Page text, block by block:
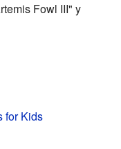
Fowl III" y
for Kids